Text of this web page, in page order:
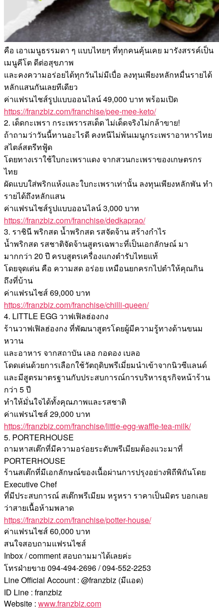
คือ เอาเมนูธรรมดา ๆ แบบไทยๆ ที่ทุกคนคุ้นเคย มารังสรรค์เป็น
เมนูคีโต ดีต่อสุขภาพ
และคงความอร่อยได้ทุกวันไม่มีเบื่อ ลงทุนเพียงหลักหมื่นรายได้
หลักแสนกันเลยทีเดียว
ค่าแฟรนไชส์รูปแบบออนไลน์ 49,000 บาท พร้อมเปิด
https://franzbiz.com/franchise/pee-mee-keto/
2. เด็ดกะเพรา กระเพรารสเด็ด ไม่เด็ดจริงไม่กล้าขาย!
ถ้าถามว่าวันนี้ทานอะไรดี คงหนีไม่พ้นเมนูกระเพราอาหารไทย
สไตล์สตรีทฟู้ด
โดยทางเราใช้ใบกะเพราแดง จากสวนกะเพราของเกษตรกร
ไทย
ผัดแบบใส่พริกแห้งและใบกะเพราเท่านั้น ลงทุนเพียงหลักพัน ทำ
รายได้ถึงหลักแสน
ค่าแฟรนไชส์รูปแบบออนไลน์ 3,000 บาท
https://franzbiz.com/franchise/dedkaprao/
3. ราชินี พริกสด น้ำพริกสด รสจัดจ้าน สร้างกำไร
น้ำพริกสด รสชาติจัดจ้านสูตรเฉพาะที่เป็นเอกลักษณ์ มา
มากกว่า 20 ปี ครบสูตรเครื่องแกงตํารับไทยแท้
โดยจุดเด่น คือ ความสด อร่อย เหมือนยกครกไปตำให้คุณกิน
ถึงที่บ้าน
ค่าแฟรนไชส์ 69,000 บาท
https://franzbiz.com/franchise/chilli-queen/
4. LITTLE EGG วาฟเฟิลฮ่องกง
ร้านวาฟเฟิลฮ่องกง ที่พัฒนาสูตรโดยผู้มีความรู้ทางด้านขนม
หวาน
และอาหาร จากสถาบัน เลอ กอดอง เบลอ
โดดเด่นด้วยการเลือกใช้วัตถุดิบพรีเมี่ยมนำเข้าจากนิวซีแลนด์
และมีสูตรมาตรฐานกับประสบการณ์การบริหารธุรกิจหน้าร้าน
กว่า 5 ปี
ทำให้มั่นใจได้ทั้งคุณภาพและรสชาติ
ค่าแฟรนไชส์ 29,000 บาท
https://franzbiz.com/franchise/little-egg-waffle-tea-milk/
5. PORTERHOUSE
ถามหาสเต๊กที่มีความอร่อยระดับพรีเมียมต้องแวะมาที่
PORTERHOUSE
ร้านสเต๊กที่มีเอกลักษณ์ของเนื้อผ่านการปรุงอย่างพิถีพิถันโดย
Executive Chef
ที่มีประสบการณ์ สเต๊กพรีเมียม หรูหรา ราคาเป็นมิตร บอกเลย
ว่าสายเนื้อห้ามพลาด
https://franzbiz.com/franchise/potter-house/
ค่าแฟรนไชส์ 60,000 บาท
สนใจสอบถามแฟรนไชส์
Inbox / comment สอบถามมาได้เลยค่ะ
โทรฝ่ายขาย 094-494-2696 / 094-552-2253
Line Official Account : @franzbiz (มีแอด)
ID Line : franzbiz
Website : www.franzbiz.com